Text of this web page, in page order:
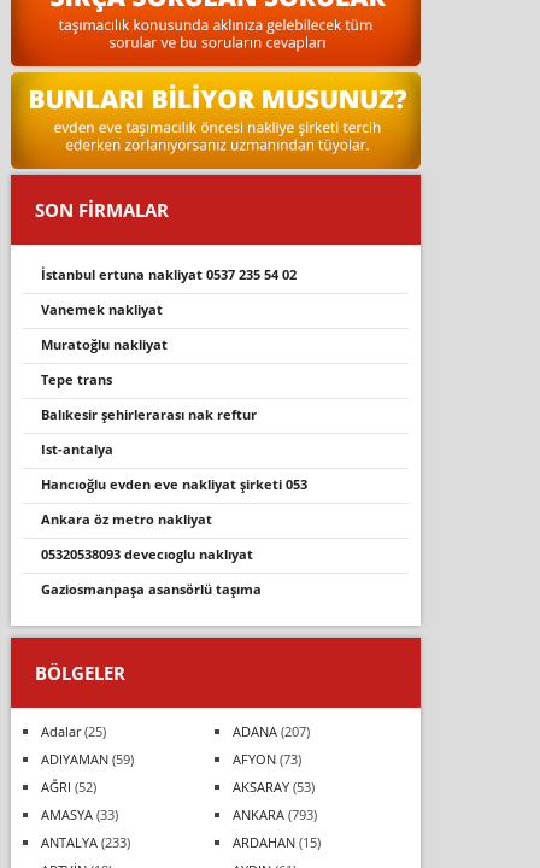
SON FİRMALAR
i̇stanbul ertuna nakliyat 0537 235 54 02
vanemek nakliyat
muratoğlu nakliyat
tepe trans
balikesi̇r şehi̇rlerarasi nak reftur
ist-antalya
hancioğlu evden eve nakli̇yat şi̇rketi̇ 053
ankara öz metro nakliyat
05320538093 devecioglu nakliyat
gaziosmanpaşa asansörlü taşıma
BÖLGELER
Adalar(25) ADANA(207)
ADIYAMAN(59) AFYON(73)
AĞRI (52) AKSARAY(53)
AMASYA(33) ANKARA(793)
ANTALYA(233) ARDAHAN(15)